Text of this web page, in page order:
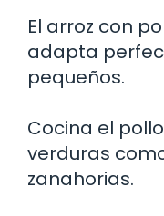
El arroz con
adapta
pequeños.
Cocina el
verduras
zanahorias.